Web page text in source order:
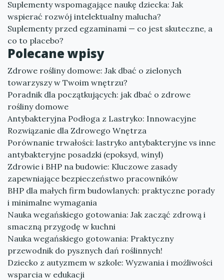
Suplementy wspomagające naukę dziecka: Jak
wspierać rozwój intelektualny malucha?
Suplementy przed egzaminami — co jest skuteczne, a
co to placebo?
Polecane wpisy
Zdrowe rośliny domowe: Jak dbać o zielonych
towarzyszy w Twoim wnętrzu?
Poradnik dla początkujących: jak dbać o zdrowe
rośliny domowe
Antybakteryjna Podłoga z Lastryko: Innowacyjne
Rozwiązanie dla Zdrowego Wnętrza
Porównanie trwałości: lastryko antybakteryjne vs inne
antybakteryjne posadzki (epoksyd, winyl)
Zdrowie i BHP na budowie: Kluczowe zasady
zapewniające bezpieczeństwo pracowników
BHP dla małych firm budowlanych: praktyczne porady
i minimalne wymagania
Nauka wegańskiego gotowania: Jak zacząć zdrową i
smaczną przygodę w kuchni
Nauka wegańskiego gotowania: Praktyczny
przewodnik do pysznych dań roślinnych!
Dziecko z autyzmem w szkole: Wyzwania i możliwości
wsparcia w edukacji